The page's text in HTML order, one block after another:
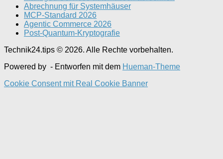
Abrechnung für Systemhäuser
MCP-Standard 2026
Agentic Commerce 2026
Post-Quantum-Kryptografie
Technik24.tips © 2026. Alle Rechte vorbehalten.
Powered by - Entworfen mit dem Hueman-Theme
Cookie Consent mit Real Cookie Banner